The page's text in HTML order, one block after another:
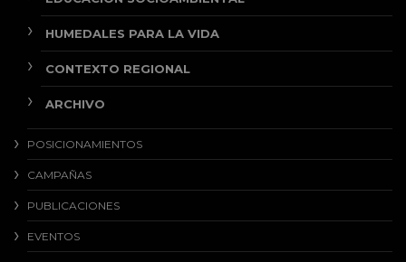
HUMEDALES PARA LA VIDA
CONTEXTO REGIONAL
ARCHIVO
POSICIONAMIENTOS
CAMPAÑAS
PUBLICACIONES
EVENTOS